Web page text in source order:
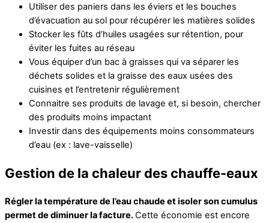
Utiliser des paniers dans les éviers et les bouches
d’évacuation au sol pour récupérer les matières solides
Stocker les fûts d’huiles usagées sur rétention, pour
éviter les fuites au réseau
Vous équiper d’un bac à graisses qui va séparer les
déchets solides et la graisse des eaux usées des
cuisines et l’entretenir régulièrement
Connaitre ses produits de lavage et, si besoin, chercher
des produits moins impactant
Investir dans des équipements moins consommateurs
d’eau (ex : lave-vaisselle)
Gestion de la chaleur des chauffe-eaux
Régler la température de l’eau chaude et isoler son cumulus
permet de diminuer la facture.Cette économie est encore